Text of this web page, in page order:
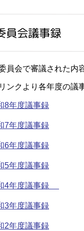
員会議事録
員会で審議された内
ンクより各年度の議
8年度議事録
7年度議事録
6年度議事録
5年度議事録
4年度議事録
3年度議事録
2年度議事録